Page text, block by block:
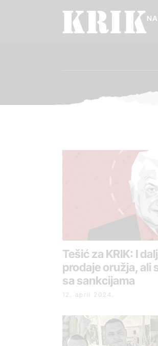
Tešić za KRIK: I
prodaje oružja, ali
sa sankcijama
12. april 2024.